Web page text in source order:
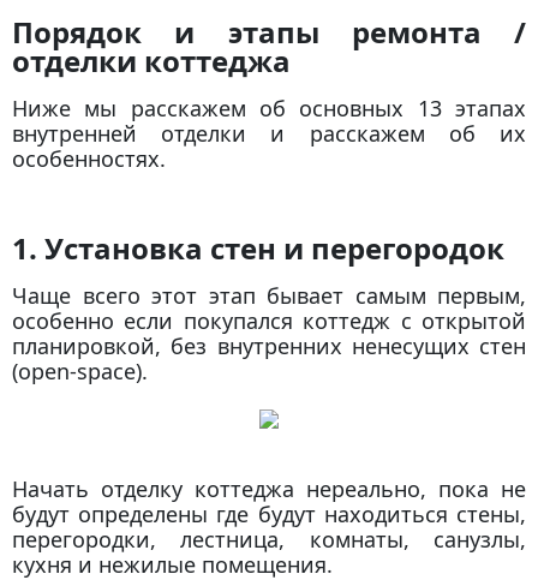
Порядок и этапы ремонта /
отделки коттеджа
Ниже мы расскажем об основных 13 этапах
внутренней отделки и расскажем об их
особенностях.
1. Установка стен и перегородок
Чаще всего этот этап бывает самым первым,
особенно если покупался коттедж с открытой
планировкой, без внутренних ненесущих стен
(open-space).
Начать отделку коттеджа нереально, пока не
будут определены где будут находиться стены,
перегородки, лестница, комнаты, санузлы,
кухня и нежилые помещения.